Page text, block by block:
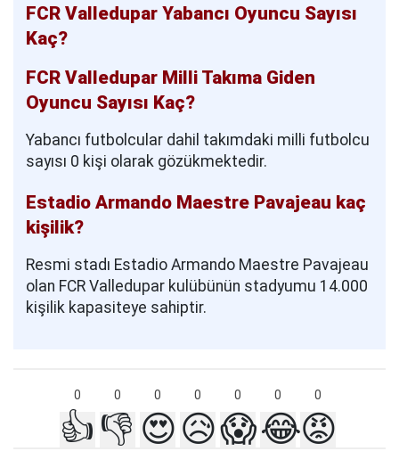
FCR Valledupar Yabancı Oyuncu Sayısı
Kaç?
FCR Valledupar Milli Takıma Giden
Oyuncu Sayısı Kaç?
Yabancı futbolcular dahil takımdaki milli futbolcu
sayısı 0 kişi olarak gözükmektedir.
Estadio Armando Maestre Pavajeau kaç
kişilik?
Resmi stadı Estadio Armando Maestre Pavajeau
olan FCR Valledupar kulübünün stadyumu 14.000
kişilik kapasiteye sahiptir.
0 0 0 0 0 0 0
👍 👎 😍😥😱😂😡